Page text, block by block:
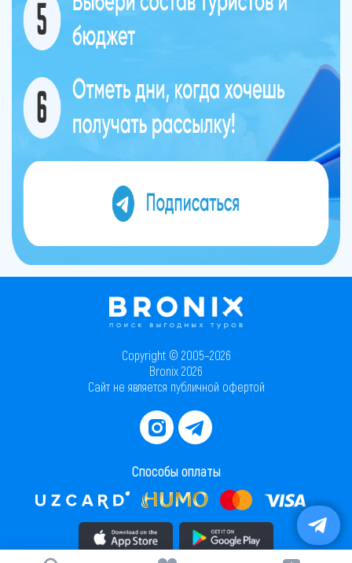
Copyright © 2005–2026
Bronix 2026
Сайт не является публичной офертой
Способы оплаты
Скачать приложение в AppStore Скачать приложение в PlayMarket